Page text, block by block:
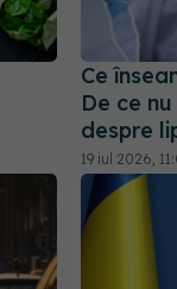
Ce
De ce
despre
19 iul 2026,